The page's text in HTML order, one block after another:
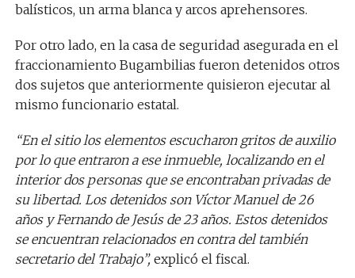
balísticos, un arma blanca y arcos aprehensores.
Por otro lado, en la casa de seguridad asegurada en el
fraccionamiento Bugambilias fueron detenidos otros
dos sujetos que anteriormente quisieron ejecutar al
mismo funcionario estatal.
“En el sitio los elementos escucharon gritos de auxilio
por lo que entraron a ese inmueble, localizando en el
interior dos personas que se encontraban privadas de
su libertad. Los detenidos son Víctor Manuel de 26
años y Fernando de Jesús de 23 años. Estos detenidos
se encuentran relacionados en contra del también
secretario del Trabajo”,explicó el fiscal.